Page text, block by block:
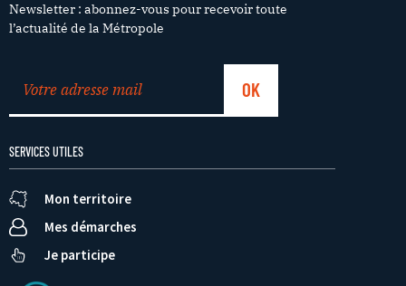
Newsletter : abonnez-vous pour recevoir toute
l’actualité de la Métropole
SERVICES UTILES
Mon territoire
Mes démarches
Je participe